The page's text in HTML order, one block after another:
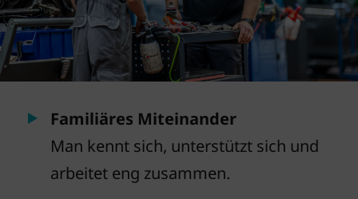
Familiäres Miteinander
Man kennt sich, unterstützt sich und
arbeitet eng zusammen.